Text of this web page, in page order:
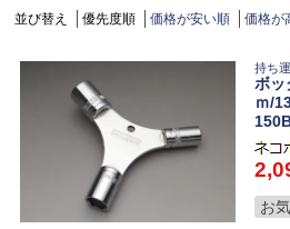
並び替え 優先度順 価格が安い順
価格が
持ち
ボッ
ｍ/
お